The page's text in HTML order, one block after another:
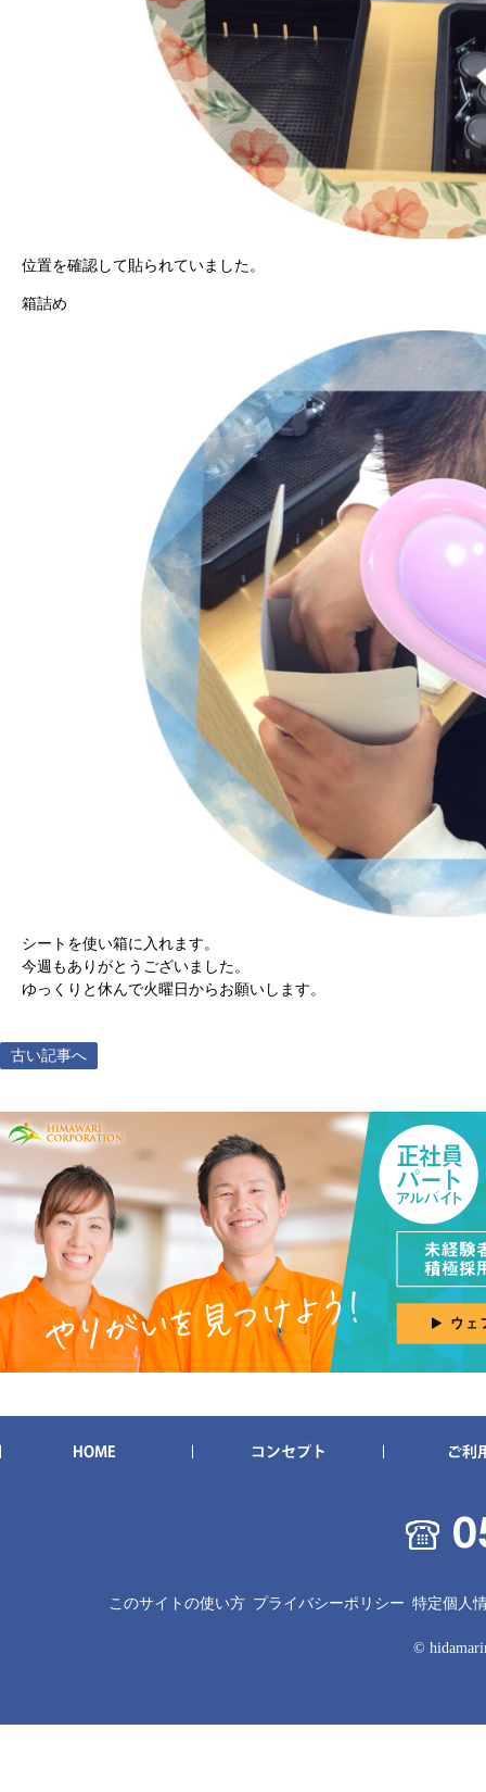
位置を確認して貼られていました。
箱詰め
シートを使い箱に入れます。
今週もありがとうございました。
ゆっくりと休んで火曜日からお願いします。
古い記事へ
このサイトの使い方 プライバシーポリシー 特定個人
©